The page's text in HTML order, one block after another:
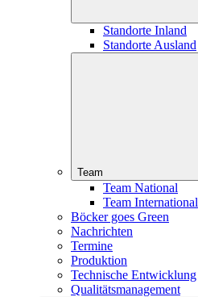
Standorte Inland
Standorte Ausland
Team
Team National
Team International
Böcker goes Green
Nachrichten
Termine
Produktion
Technische Entwicklung
Qualitätsmanagement